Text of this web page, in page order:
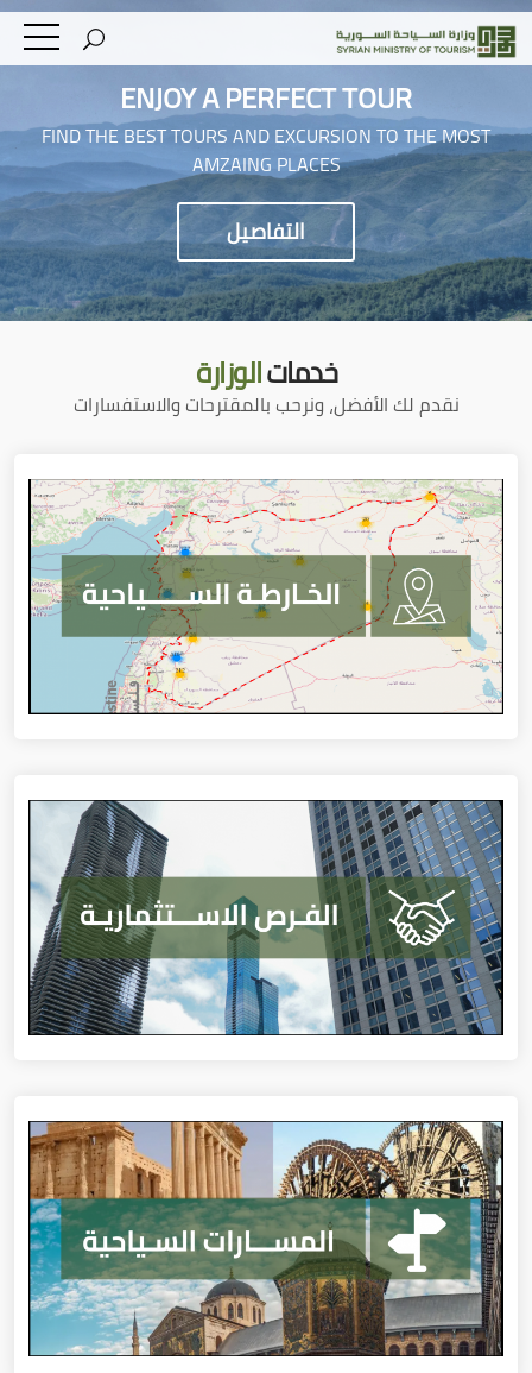
ENJOY A PERFECT TOUR
FIND THE BEST TOURS AND EXCURSION TO THE MOST
AMZAING PLACES
التفاصيل
خدماتالوزارة
نقدم لك الأفضل، ونرحب بالمقترحات والاستفسارات